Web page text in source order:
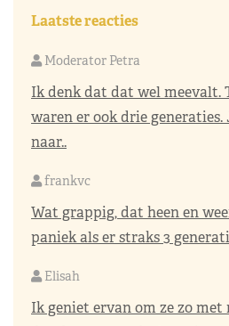
Laatste reacties
Moderator Petra
Ik denk dat dat wel meevalt.
waren er ook drie
naar..
frankvc
Wat grappig, dat heen en
paniek als er straks 3
Elisah
Ik geniet ervan om ze zo met